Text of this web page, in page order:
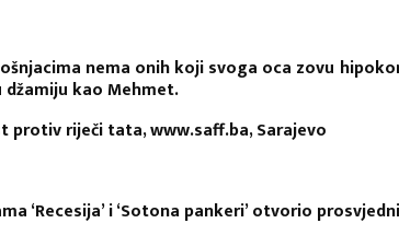
nema onih koji svoga oca zovu
kao Mehmet.
protiv riječi tata, www.saff.ba, Sarajevo
‘Recesija’ i ‘Sotona pankeri’ otvorio